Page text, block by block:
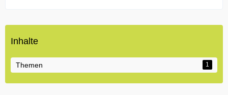
Inhalte
Themen 1